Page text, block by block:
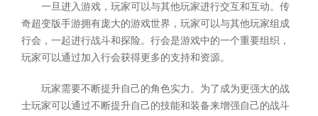
一旦进入游戏，玩家可以与其他玩家进行交互和互动。传
奇超变版手游拥有庞大的游戏世界，玩家可以与其他玩家组成
行会，一起进行战斗和探险。行会是游戏中的一个重要组织，
玩家可以通过加入行会获得更多的支持和资源。
玩家需要不断提升自己的角色实力。为了成为更强大的战
士玩家可以通过不断提升自己的技能和装备来增强自己的战斗